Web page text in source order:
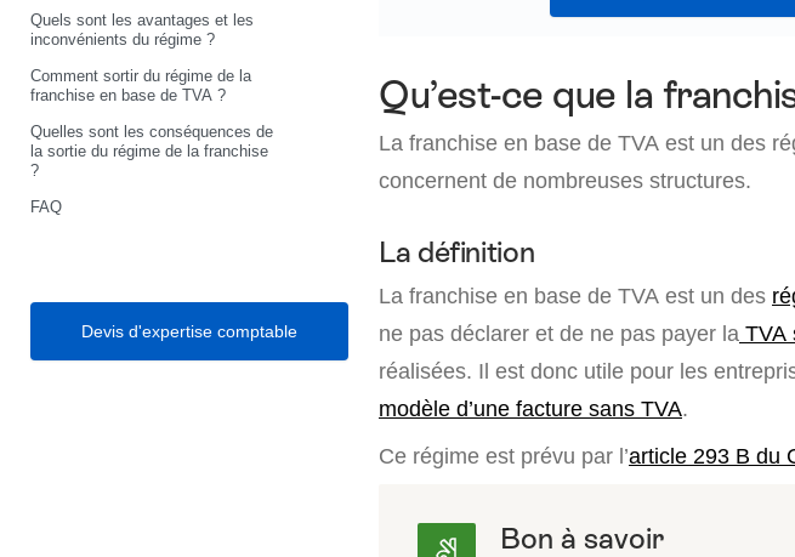
Quels sont les avantages et les
inconvénients du régime ?
Comment sortir du régime de la
franchise en base de TVA ?
Quelles sont les conséquences de
la sortie du régime de la franchise
?
FAQ
Devis d'expertise comptable
Qu’est-ce que la
La franchise en base de TVA est un des
concernent de nombreuses structures.
La définition
La franchise en base de TVA est un des
ne pas déclarer et de ne pas payer la TVA
réalisées. Il est donc utile pour les
modèle d’une facture sans TVA.
Ce régime est prévu par l’article 293 B du
Bon à savoir